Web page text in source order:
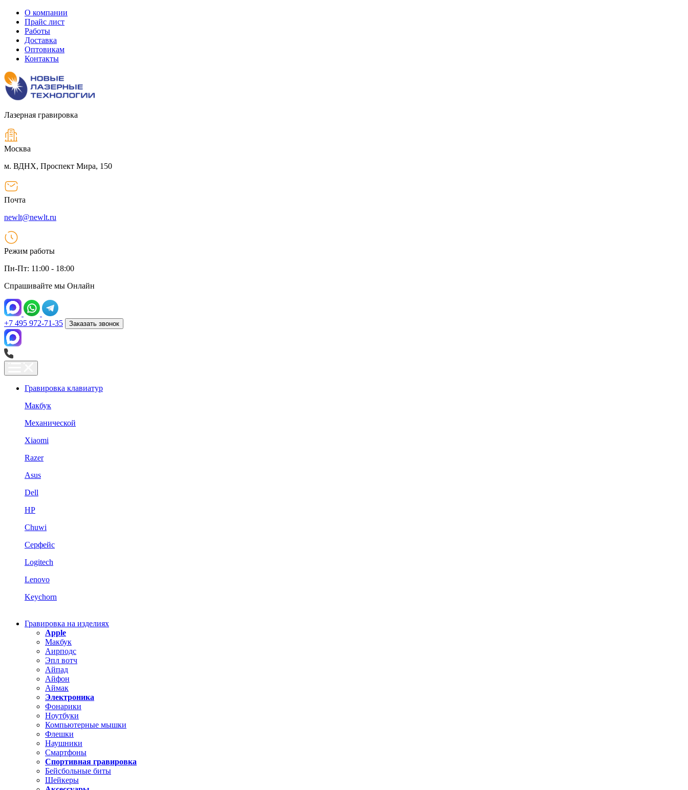
О компании
Прайс лист
Работы
Доставка
Оптовикам
Контакты
Лазерная гравировка
Москва
м. ВДНХ, Проспект Мира, 150
Почта
newlt@newlt.ru
Режим работы
Пн-Пт: 11:00 - 18:00
Спрашивайте мы Онлайн
+7 495 972-71-35 Заказать звонок
Гравировка клавиатур
Макбук
Механической
Xiaomi
Razer
Asus
Dell
HP
Chuwi
Серфейс
Logitech
Lenovo
Keychorn
Гравировка на изделиях
Apple
Макбук
Аирподс
Эпл вотч
Айпад
Айфон
Аймак
Электроника
Фонарики
Ноутбуки
Компьютерные мышки
Флешки
Наушники
Смартфоны
Спортивная гравировка
Бейсбольные биты
Шейкеры